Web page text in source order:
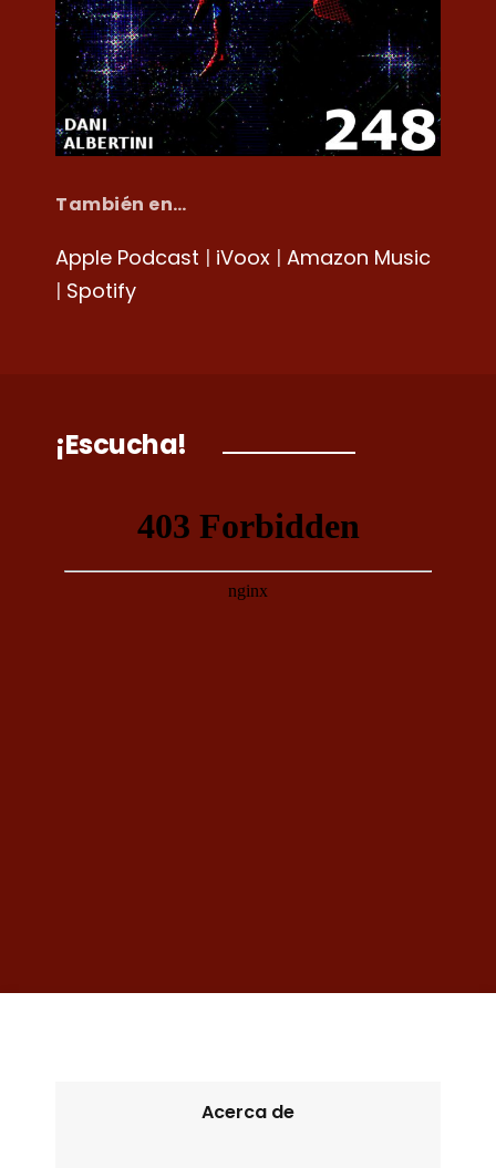
También en…
Apple Podcast | iVoox | Amazon Music
| Spotify
¡Escucha!
Acerca de